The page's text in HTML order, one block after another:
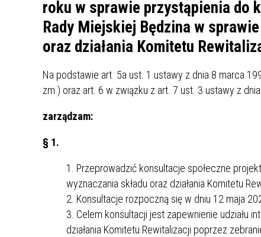
KARTA DUŻEJ RODZINY
ZAWODOWA OSÓB
NIEPEŁNOSPRAWNYCH
PODATKI LOKALNE –
INFORMACJE ZUS
INFORMACJE KRUS
AWANS ZAWODOWY NAUCZYCIELI
BĘDZINIE
POMOC ZDROWOTNA DLA
roku w sprawie przystąpienia do
Rady Miejskiej Będzina w
oraz działania Komitetu
Na podstawie art. 5a ust. 1 ustawy z dnia 8 marca
zm.) oraz art. 6 w związku z art. 7 ust. 3 ustawy z
zarządzam:
§ 1.
Przeprowadzić konsultacje społeczne
wyznaczania składu oraz działania Komitetu
Konsultacje rozpoczną się w dniu 12 maja
Celem konsultacji jest zapewnienie udziału
działania Komitetu Rewitalizacji poprzez